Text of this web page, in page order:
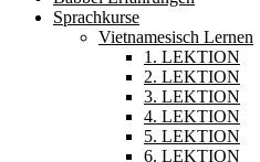
Sprachkurse
Vietnamesisch Lernen
1. LEKTION
2. LEKTION
3. LEKTION
4. LEKTION
5. LEKTION
6. LEKTION